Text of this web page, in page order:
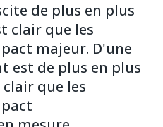
de plus en plus
clair que les
majeur. D'une
est de plus en plus
que les